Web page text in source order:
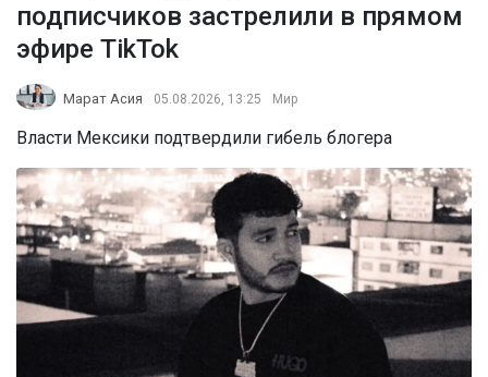
подписчиков застрелили в прямом
эфире TikTok
Марат Асия 05.08.2026, 13:25 Мир
Власти Мексики подтвердили гибель блогера